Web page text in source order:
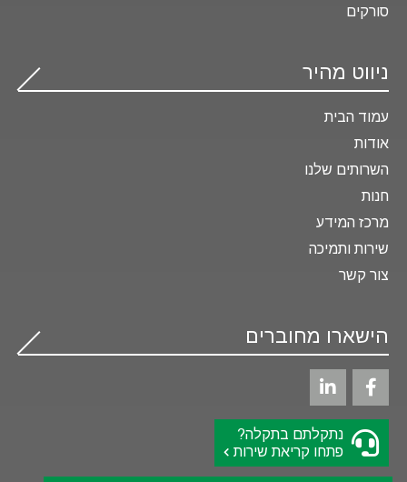
סורקים
ניווט מהיר
עמוד הבית
אודות
השרותים שלנו
חנות
מרכז המידע
שירות ותמיכה
צור קשר
הישארו מחוברים
נתקלתם בתקלה?
פתחו קריאת שירות